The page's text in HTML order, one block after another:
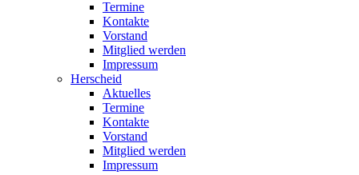
Termine
Kontakte
Vorstand
Mitglied werden
Impressum
Herscheid
Aktuelles
Termine
Kontakte
Vorstand
Mitglied werden
Impressum